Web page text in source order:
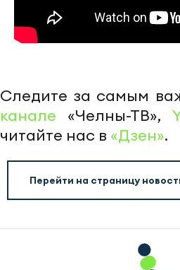
Следите за самым
канале «Челны-ТВ»,
читайте нас в «Дзен».
Перейти на страницу